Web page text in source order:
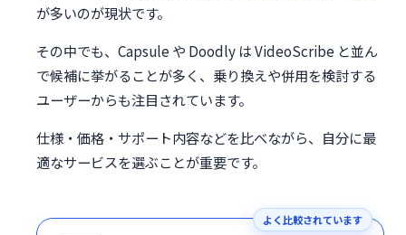
が多いのが現状です。
その中でも、Capsule や Doodly は VideoScribe と並ん
で候補に挙がることが多く、乗り換えや併用を検討する
ユーザーからも注目されています。
仕様・価格・サポート内容などを比べながら、自分に最
適なサービスを選ぶことが重要です。
よく比較されています